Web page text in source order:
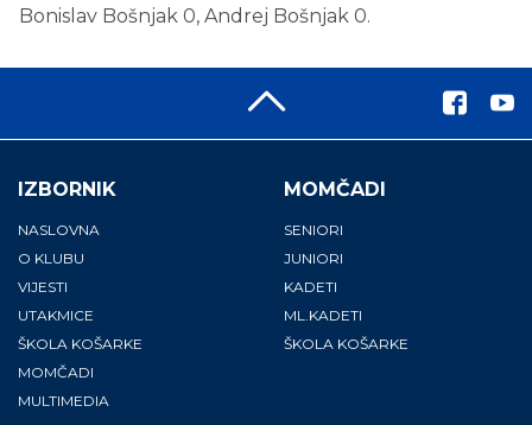
Bonislav Bošnjak 0, Andrej Bošnjak 0.
IZBORNIK
NASLOVNA
O KLUBU
VIJESTI
UTAKMICE
ŠKOLA KOŠARKE
MOMČADI
MULTIMEDIA
MOMČADI
SENIORI
JUNIORI
KADETI
ML.KADETI
ŠKOLA KOŠARKE